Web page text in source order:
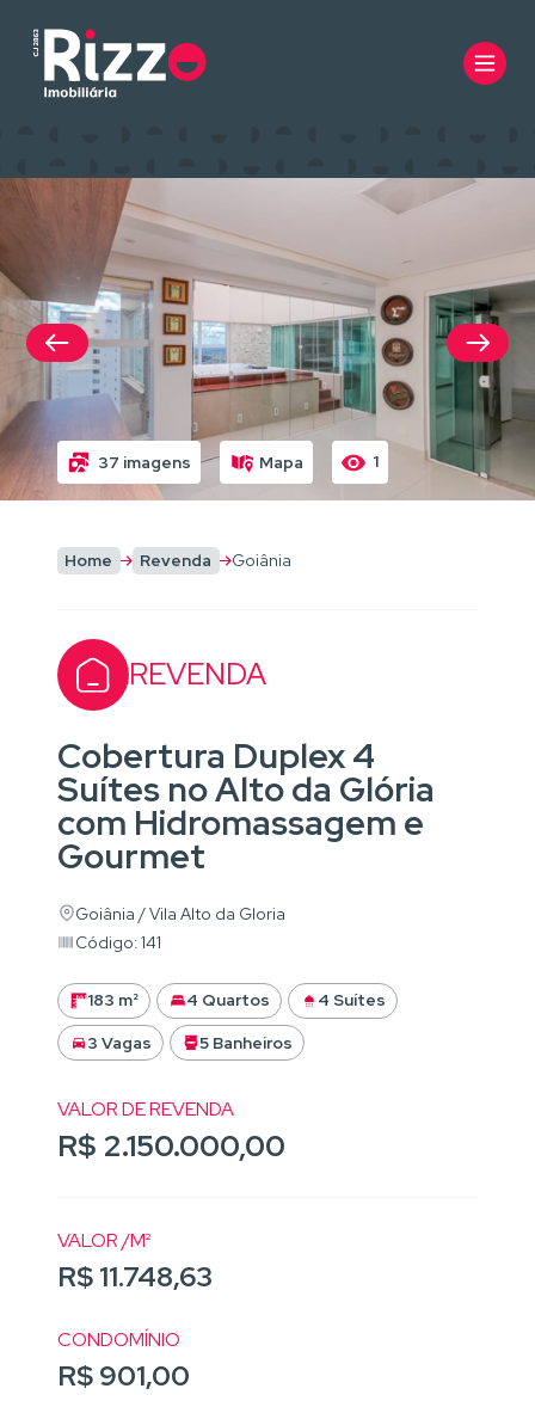
37 imagens Mapa 1
Home Revenda Goiânia
REVENDA
Cobertura Duplex 4
Suítes no Alto da Glória
com Hidromassagem e
Gourmet
Goiânia / Vila Alto da Gloria
Código: 141
183 m² 4 Quartos
4 Suítes
3 Vagas
5 Banheiros
VALOR DE REVENDA
R$ 2.150.000,00
VALOR /M²
R$ 11.748,63
CONDOMÍNIO
R$ 901,00